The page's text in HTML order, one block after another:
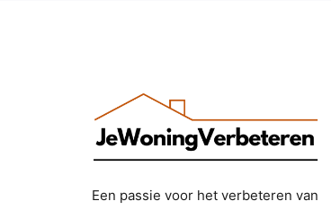
Een passie voor het verbeteren van